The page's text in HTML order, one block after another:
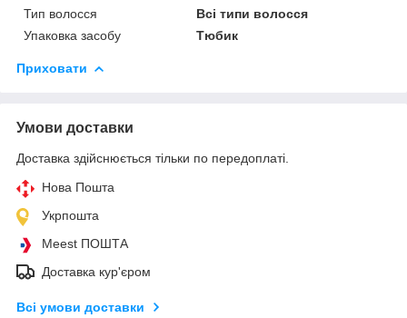
Тип волосся
Всі типи волосся
Упаковка засобу
Тюбик
Приховати
Умови доставки
Доставка здійснюється тільки по передоплаті.
Нова Пошта
Укрпошта
Meest ПОШТА
Доставка кур'єром
Всі умови доставки